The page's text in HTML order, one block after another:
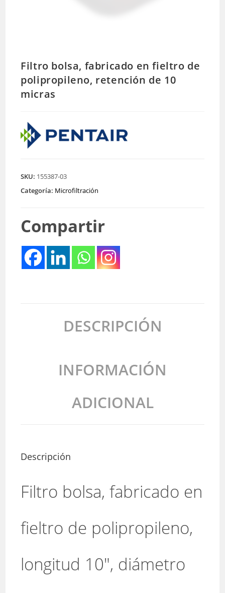
Filtro bolsa, fabricado en fieltro de
polipropileno, retención de 10
micras
SKU: 155387-03
Categoría: Microfiltración
Compartir
DESCRIPCIÓN
INFORMACIÓN
ADICIONAL
Descripción
Filtro bolsa, fabricado en
fieltro de polipropileno,
longitud 10″, diámetro